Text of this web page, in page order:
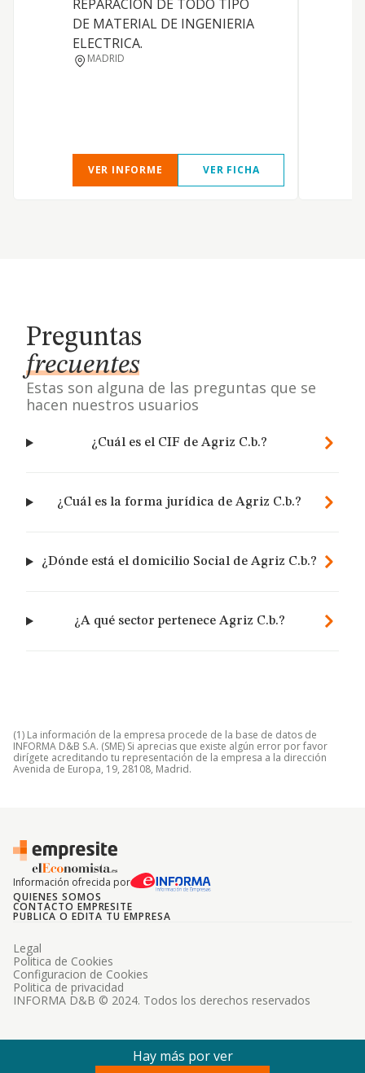
REPARACION DE TODO TIPO
DE MATERIAL DE INGENIERIA
ELECTRICA.
MADRID
VER INFORME VER FICHA
Preguntas
frecuentes
Estas son alguna de las preguntas que se
hacen nuestros usuarios
¿Cuál es el CIF de Agriz C.b.?
¿Cuál es la forma jurídica de Agriz C.b.?
¿Dónde está el domicilio Social de Agriz C.b.?
¿A qué sector pertenece Agriz C.b.?
(1) La información de la empresa procede de la base de datos de
INFORMA D&B S.A. (SME) Si aprecias que existe algún error por favor
dirígete acreditando tu representación de la empresa a la dirección
Avenida de Europa, 19, 28108, Madrid.
Información ofrecida por
QUIENES SOMOS
CONTACTO EMPRESITE
PUBLICA O EDITA TU EMPRESA
INFORMA D&B © 2024. Todos los derechos reservados
Legal
Politica de Cookies
Configuracion de Cookies
Politica de privacidad
Hay más por ver